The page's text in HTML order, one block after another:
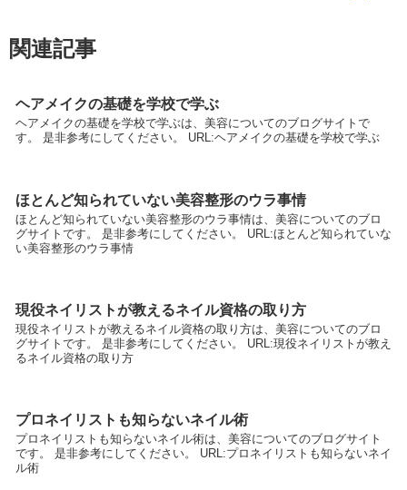
関連記事
ヘアメイクの基礎を学校で学ぶ
ヘアメイクの基礎を学校で学ぶは、美容についてのブログサイトで
す。 是非参考にしてください。 URL:ヘアメイクの基礎を学校で学ぶ
ほとんど知られていない美容整形のウラ事情
ほとんど知られていない美容整形のウラ事情は、美容についてのブロ
グサイトです。 是非参考にしてください。 URL:ほとんど知られていな
い美容整形のウラ事情
現役ネイリストが教えるネイル資格の取り方
現役ネイリストが教えるネイル資格の取り方は、美容についてのブロ
グサイトです。 是非参考にしてください。 URL:現役ネイリストが教え
るネイル資格の取り方
プロネイリストも知らないネイル術
プロネイリストも知らないネイル術は、美容についてのブログサイト
です。 是非参考にしてください。 URL:プロネイリストも知らないネイ
ル術